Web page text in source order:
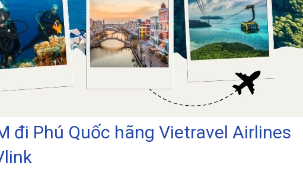
đi Phú Quốc hãng Vietravel Airlines